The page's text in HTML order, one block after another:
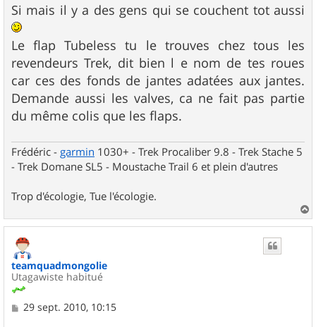
s
s
a
g
e
Si mais il y a des gens qui se couchent tot aussi
Le flap Tubeless tu le trouves chez tous les
revendeurs Trek, dit bien l e nom de tes roues
car ces des fonds de jantes adatées aux jantes.
Demande aussi les valves, ca ne fait pas partie
du même colis que les flaps.
Frédéric - garmin 1030+ - Trek Procaliber 9.8 - Trek Stache 5
- Trek Domane SL5 - Moustache Trail 6 et plein d'autres
Trop d'écologie, Tue l'écologie.
a
teamquadmongolie
Utagawiste habitué
M
29 sept. 2010, 10:15